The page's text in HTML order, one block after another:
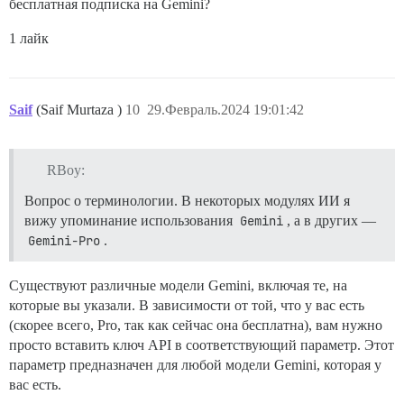
бесплатная подписка на Gemini?
1 лайк
Saif (Saif Murtaza ) 29.Февраль.2024 19:01:42
10
RBoy:
Вопрос о терминологии. В некоторых модулях ИИ я
вижу упоминание использования Gemini , а в других —
Gemini-Pro .
Существуют различные модели Gemini, включая те, на
которые вы указали. В зависимости от той, что у вас есть
(скорее всего, Pro, так как сейчас она бесплатна), вам нужно
просто вставить ключ API в соответствующий параметр. Этот
параметр предназначен для любой модели Gemini, которая у
вас есть.